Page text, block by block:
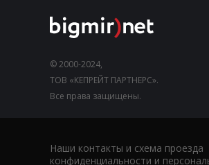
© 2000-2024,
ТОВ «КЕПРЕЙТ ПАРТНЕРС».
Все права защищены.
Наши контакты и схема проезда
конфиденциальности и